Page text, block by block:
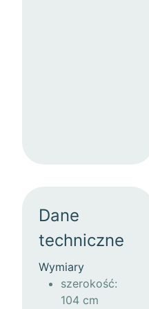
Dane
techniczne
Wymiary
szerokość:
104 cm